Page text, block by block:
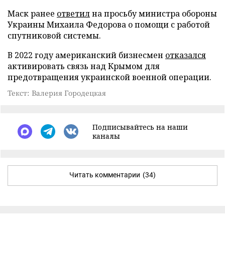
Маск ранее ответилна просьбу министра обороны
Украины Михаила Федорова о помощи с работой
спутниковой системы.
В 2022 году американский бизнесмен отказался
активировать связь над Крымом для
предотвращения украинской военной операции.
Текст: Валерия Городецкая
Подписывайтесь на наши
каналы
Читать комментарии (34)